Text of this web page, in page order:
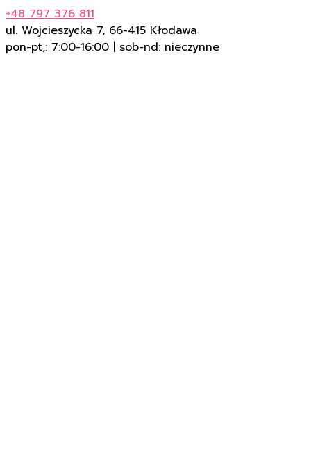
+48 797 376 811
ul. Wojcieszycka 7, 66-415 Kłodawa
pon-pt,: 7:00-16:00 | sob-nd: nieczynne